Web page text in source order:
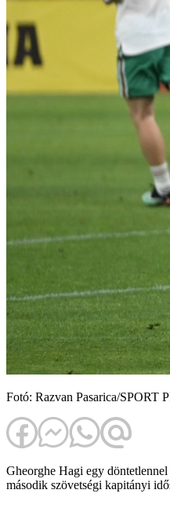
Fotó: Razvan Pasarica/SPORT
Gheorghe Hagi egy
második szövetségi kapitányi